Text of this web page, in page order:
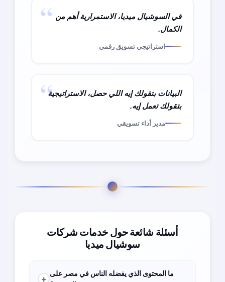
في السوشيال ميديا، الاستمرارية أهم من
الكمال.
استراتيجي تسويق رقمي
البيانات بتقولك إيه اللي حصل، الاستراتيجية
بتقولك تعمل إيه.
مدير أداء تسويقي
أسئلة شائعة حول خدمات شركات
سوشيال ميديا
ما المحتوى الذي يفضله الناس في مصر على
+